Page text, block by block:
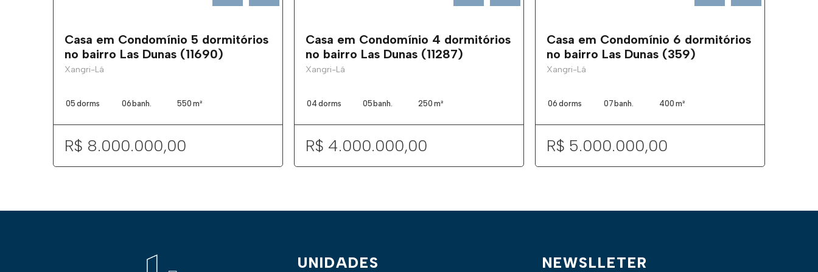
Casa em Condomínio 5 dormitórios
no bairro Las Dunas (11690)
Xangri-Lá
05 dorms 06 banh. 550 m²
R$ 8.000.000,00
Casa em Condomínio 4 dormitórios
no bairro Las Dunas (11287)
Xangri-Lá
04 dorms 05 banh. 250 m²
R$ 4.000.000,00
Casa em Condomínio 6 dormitórios
no bairro Las Dunas (359)
Xangri-Lá
06 dorms 07 banh. 400 m²
R$ 5.000.000,00
UNIDADES NEWSLLETER